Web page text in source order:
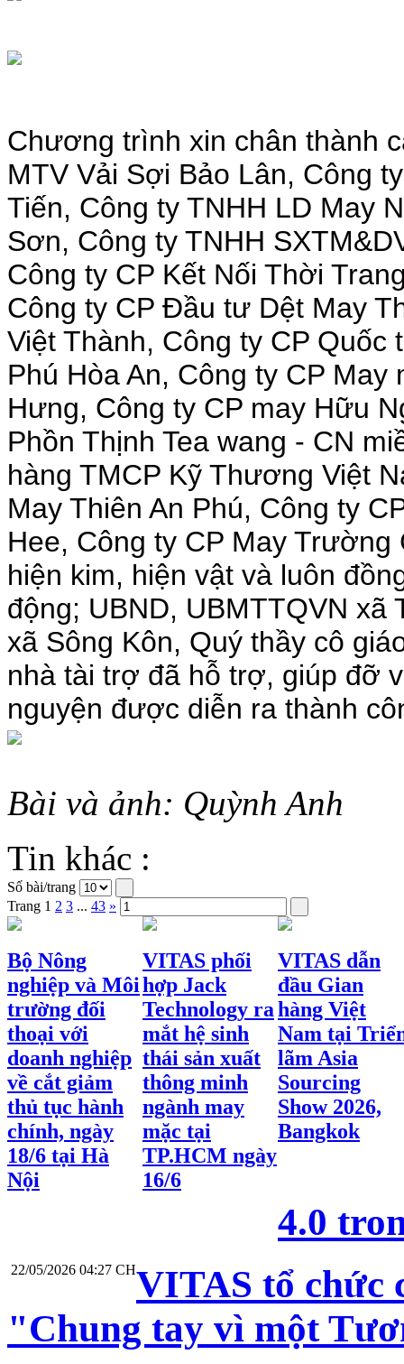
Chương trình xin chân thành
MTV Vải Sợi Bảo Lân, Công
Tiến, Công ty TNHH LD May
Sơn, Công ty TNHH
Công ty CP Kết Nối Thời
Công ty CP Đầu tư Dệt May
Việt Thành, Công ty CP Quốc
Phú Hòa An, Công ty CP
Hưng, Công ty CP may Hữu
Phồn Thịnh Tea wang - CN
hàng TMCP Kỹ Thương Việt
May Thiên An Phú, Công ty
Hee, Công ty CP May
hiện kim, hiện vật và luôn
động; UBND, UBMTTQVN xã
xã Sông Kôn, Quý thầy cô
nhà tài trợ đã hỗ trợ, giúp đỡ
nguyện được diễn ra thành
Bài và ảnh: Quỳnh Anh
Tin khác :
Số bài/trang
Trang 1 2 3 ... 43 »
Bộ Nông
nghiệp và Môi
trường đối
thoại với
doanh nghiệp
về cắt giảm
thủ tục hành
chính, ngày
18/6 tại Hà
Nội
VITAS phối
hợp Jack
Technology ra
mắt hệ sinh
thái sản xuất
thông minh
ngành may
mặc tại
TP.HCM ngày
16/6
VITAS dẫn
đầu Gian
hàng Việt
Nam tại
lãm Asia
Sourcing
Show 2026,
Bangkok
4.0
22/05/2026 04:27 CHVITAS tổ chức
"Chung tay vì một